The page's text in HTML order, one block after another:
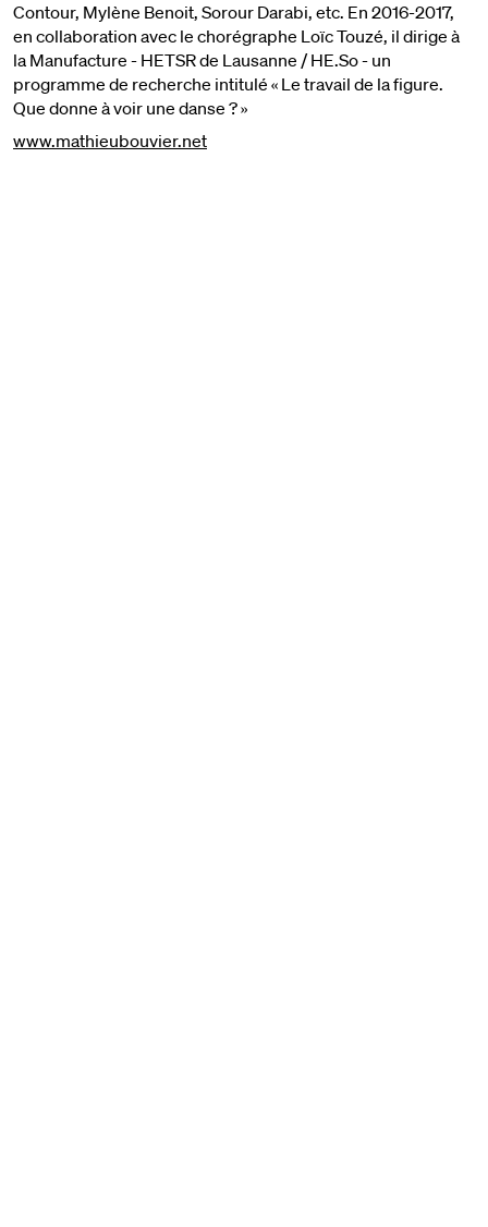
Contour, Mylène Benoit, Sorour Darabi, etc. En 2016-2017,
en collaboration avec le chorégraphe Loïc Touzé, il dirige à
la Manufacture - HETSR de Lausanne / HE.So - un
programme de recherche intitulé « Le travail de la figure.
Que donne à voir une danse ? »
www.mathieubouvier.net